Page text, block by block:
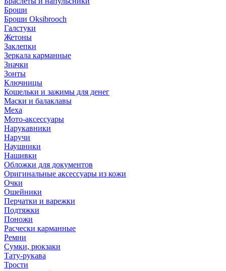
Броши
Броши Oksibrooch
Галстуки
Жетоны
Заклепки
Зеркала карманные
Значки
Зонты
Ключницы
Кошельки и зажимы для денег
Маски и балаклавы
Меха
Мото-аксессуары
Нарукавники
Наручи
Наушники
Нашивки
Обложки для документов
Оригинальные аксессуары из кожи
Очки
Ошейники
Перчатки и варежки
Подтяжки
Поножи
Расчески карманные
Ремни
Сумки, рюкзаки
Тату-рукава
Трости